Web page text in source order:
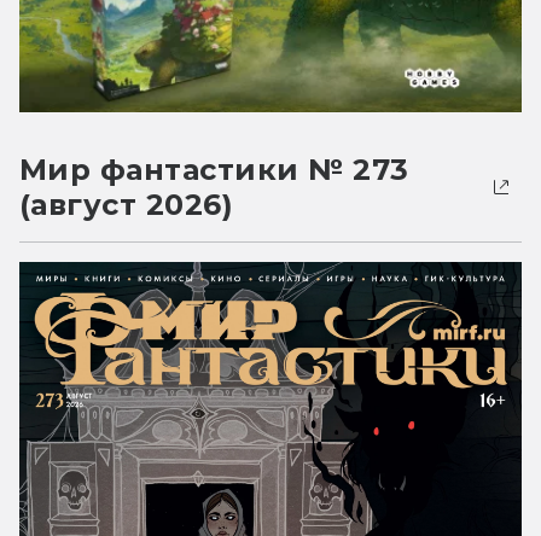
Мир фантастики № 273
(август 2026)